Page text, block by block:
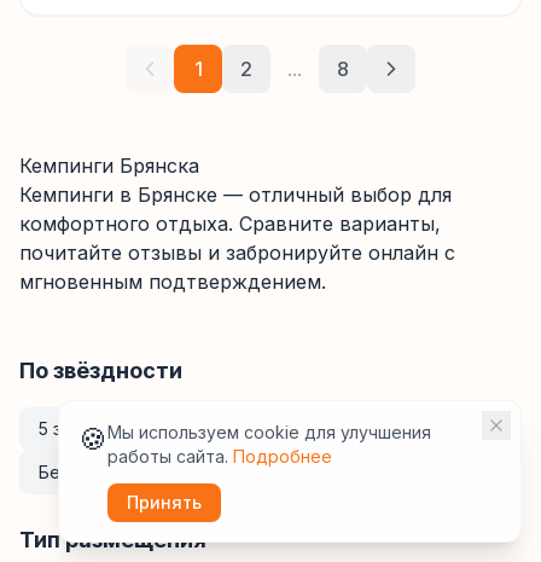
1 2 ... 8
Кемпинги Брянска
Кемпинги в Брянске — отличный выбор для
комфортного отдыха. Сравните варианты,
почитайте отзывы и забронируйте онлайн с
мгновенным подтверждением.
По звёздности
5 звёзд 4 звезды 3 звезды 2 звезды
Без звёзд
Тип размещения
🍪Мы используем cookie для улучшения
работы сайта. Подробнее
Принять